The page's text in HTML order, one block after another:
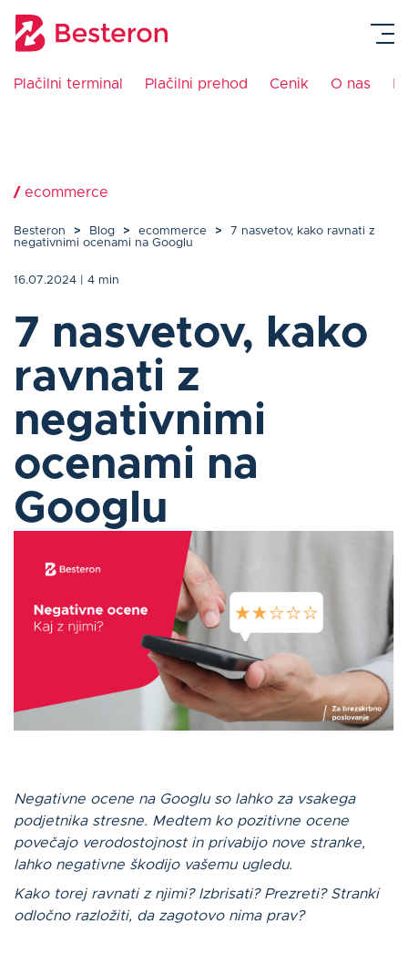
Plačilni terminal Plačilni prehod Cenik O nas
Slovenščina
Log in
Kontakt
O nas
Blog
Cenik
Plačilni prehod
Integracija blagajne
/ ecommerce
Besteron > Blog > ecommerce >
7 nasvetov, kako ravnati z
negativnimi ocenami na Googlu
16.07.2024 | 4 min
7 nasvetov, kako
ravnati z
negativnimi
ocenami na
Googlu
Negativne ocene na Googlu so lahko za vsakega
podjetnika stresne. Medtem ko pozitivne ocene
povečajo verodostojnost in privabijo nove stranke,
lahko negativne škodijo vašemu ugledu.
Kako torej ravnati z njimi? Izbrisati? Prezreti? Stranki
odločno razložiti, da zagotovo nima prav?